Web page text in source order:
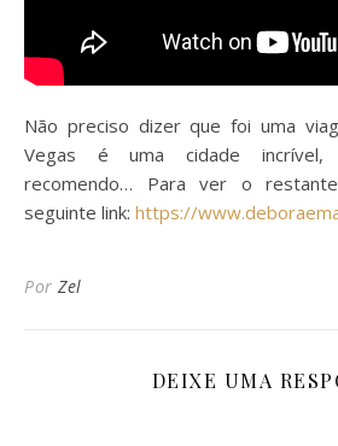
Não preciso dizer que foi uma
Vegas é uma cidade incrível,
recomendo… Para ver o
seguinte link: https://
Por Zel
DEIXE UMA